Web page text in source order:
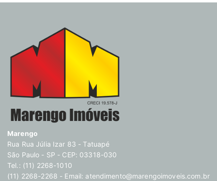
Marengo
Rua Rua Júlia Izar 83 - Tatuapé
São Paulo - SP - CEP: 03318-030
Tel.: (11) 2268-1010
(11) 2268-2268 - Email: atendimento@marengoimoveis.com.br